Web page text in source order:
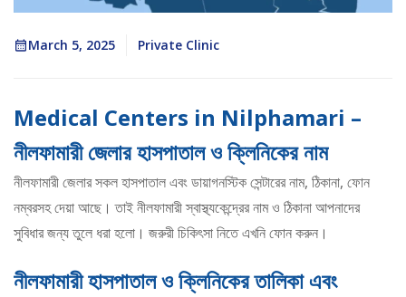
March 5, 2025 Private Clinic
Medical Centers in Nilphamari –
নীলফামারী জেলার হাসপাতাল ও ক্লিনিকের নাম
নীলফামারী জেলার সকল হাসপাতাল এবং ডায়াগনস্টিক সেন্টারের নাম, ঠিকানা, ফোন
নম্বরসহ দেয়া আছে। তাই নীলফামারী স্বাস্থ্যকেন্দ্রের নাম ও ঠিকানা আপনাদের
সুবিধার জন্য তুলে ধরা হলো। জরুরী চিকিৎসা নিতে এখনি ফোন করুন।
নীলফামারী হাসপাতাল ও ক্লিনিকের তালিকা এবং